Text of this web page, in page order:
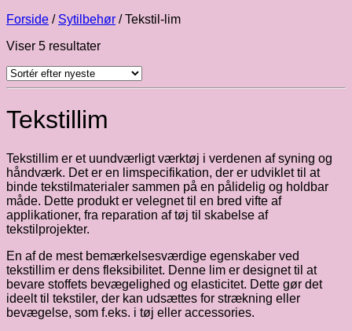
Forside / Sytilbehør /Tekstil-lim
Viser 5 resultaterSorteret
seneste
Tekstillim
Tekstillim er et uundværligt værktøj i verdenen af syning og
håndværk. Det er en limspecifikation, der er udviklet til at
binde tekstilmaterialer sammen på en pålidelig og holdbar
måde. Dette produkt er velegnet til en bred vifte af
applikationer, fra reparation af tøj til skabelse af
tekstilprojekter.
En af de mest bemærkelsesværdige egenskaber ved
tekstillim er dens fleksibilitet. Denne lim er designet til at
bevare stoffets bevægelighed og elasticitet. Dette gør det
ideelt til tekstiler, der kan udsættes for strækning eller
bevægelse, som f.eks. i tøj eller accessories.